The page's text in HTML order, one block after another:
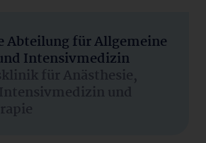
Abteilung für Allgemeine
Intensivmedizin
für Anästhesie,
und